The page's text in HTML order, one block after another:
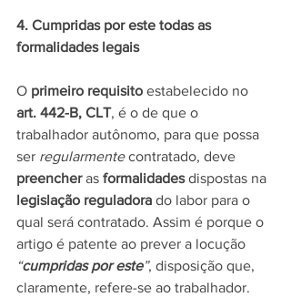
4. Cumpridas por este todas as
formalidades legais
O primeiro requisito estabelecido no
art. 442-B, CLT, é o de que o
trabalhador autônomo, para que possa
ser regularmente contratado, deve
preencher as formalidades dispostas na
legislação reguladora do labor para o
qual será contratado. Assim é porque o
artigo é patente ao prever a locução
“cumpridas por este”, disposição que,
claramente, refere-se ao trabalhador.